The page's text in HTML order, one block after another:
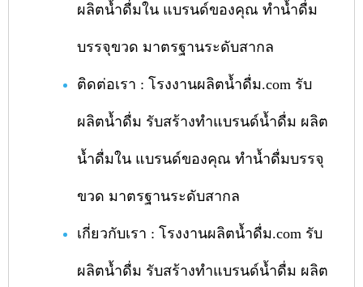
ผลิตน้ำดื่มใน แบรนด์ของคุณ ทำน้ำดื่ม
บรรจุขวด มาตรฐานระดับสากล
ติดต่อเรา : โรงงานผลิตน้ำดื่ม.com รับ
ผลิตน้ำดื่ม รับสร้างทำแบรนด์น้ำดื่ม ผลิต
น้ำดื่มใน แบรนด์ของคุณ ทำน้ำดื่มบรรจุ
ขวด มาตรฐานระดับสากล
เกี่ยวกับเรา : โรงงานผลิตน้ำดื่ม.com รับ
ผลิตน้ำดื่ม รับสร้างทำแบรนด์น้ำดื่ม ผลิต